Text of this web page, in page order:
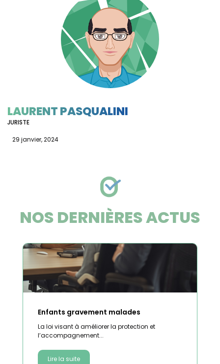
LAURENT PASQUALINI
JURISTE
29 janvier, 2024
NOS DERNIÈRES ACTUS
Enfants gravement malades
La loi visant à améliorer la protection et
l’accompagnement...
Lire la suite